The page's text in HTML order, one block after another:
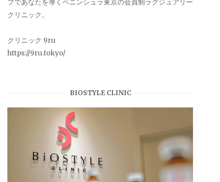
プであなたを導くペニンシュラ東京の会員制ラグジュアリー
クリニック。
クリニック 9ru
https://9ru.tokyo/
BIOSTYLE CLINIC